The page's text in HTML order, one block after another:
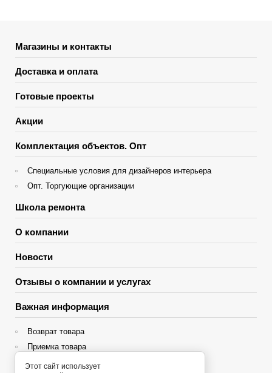
Магазины и контакты
Доставка и оплата
Готовые проекты
Акции
Комплектация объектов. Опт
Специальные условия для дизайнеров интерьера
Опт. Торгующие организации
Школа ремонта
О компании
Новости
Отзывы о компании и услугах
Важная информация
Возврат товара
Приемка товара
Гарантия
Этот сайт использует